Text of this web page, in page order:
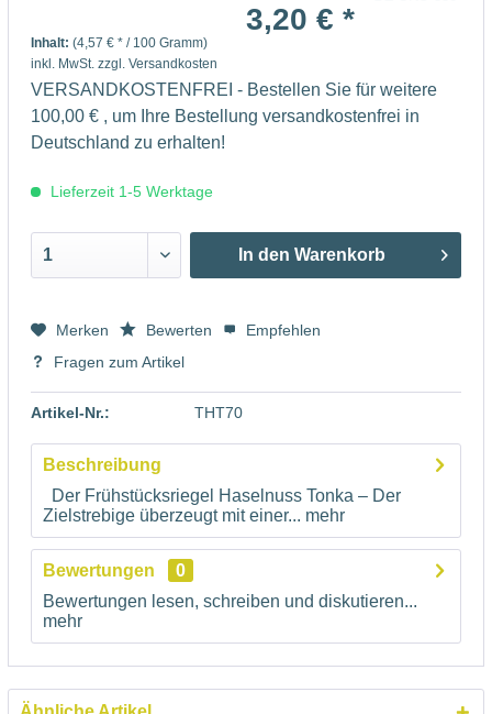
3,20 € *
Inhalt: (4,57 € * / 100 Gramm)
inkl. MwSt. zzgl. Versandkosten
VERSANDKOSTENFREI - Bestellen Sie für weitere
100,00 € , um Ihre Bestellung versandkostenfrei in
Deutschland zu erhalten!
Lieferzeit 1-5 Werktage
In den Warenkorb
Merken Bewerten
Empfehlen
Fragen zum Artikel
Artikel-Nr.: THT70
Beschreibung
Der Frühstücksriegel Haselnuss Tonka – Der
Zielstrebige überzeugt mit einer... mehr
Bewertungen
0
Bewertungen lesen, schreiben und diskutieren...
mehr